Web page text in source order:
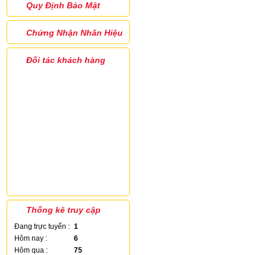
Quy Định Bảo Mật
Chứng Nhận Nhãn Hiệu
Đối tác khách hàng
Thống kê truy cập
Đang trực tuyến : 1
Hôm nay :
6
Hôm qua :
75